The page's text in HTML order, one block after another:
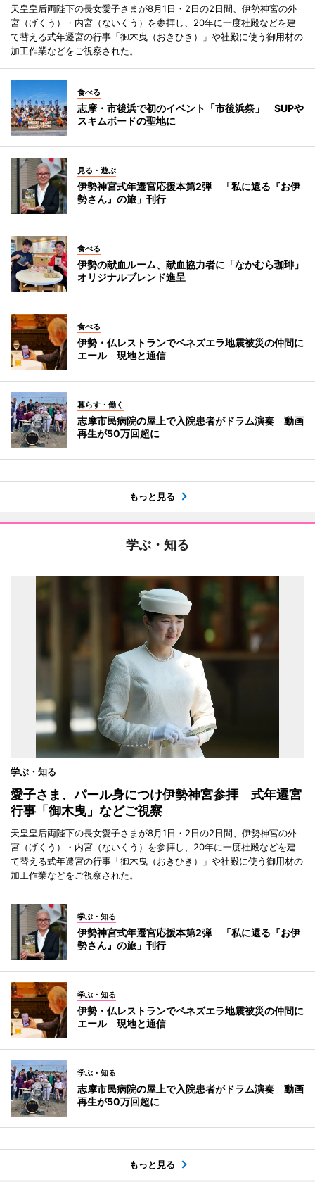
天皇皇后両陛下の長女愛子さまが8月1日・2日の2日間、伊勢神宮の外
宮（げくう）・内宮（ないくう）を参拝し、20年に一度社殿などを建
て替える式年遷宮の行事「御木曳（おきひき）」や社殿に使う御用材の
加工作業などをご視察された。
食べる
志摩・市後浜で初のイベント「市後浜祭」 SUPや
スキムボードの聖地に
見る・遊ぶ
伊勢神宮式年遷宮応援本第2弾 「私に還る『お伊
勢さん』の旅」刊行
食べる
伊勢の献血ルーム、献血協力者に「なかむら珈琲」
オリジナルブレンド進呈
食べる
伊勢・仏レストランでベネズエラ地震被災の仲間に
エール 現地と通信
暮らす・働く
志摩市民病院の屋上で入院患者がドラム演奏 動画
再生が50万回超に
もっと見る
学ぶ・知る
学ぶ・知る
愛子さま、パール身につけ伊勢神宮参拝 式年遷宮
行事「御木曳」などご視察
天皇皇后両陛下の長女愛子さまが8月1日・2日の2日間、伊勢神宮の外
宮（げくう）・内宮（ないくう）を参拝し、20年に一度社殿などを建
て替える式年遷宮の行事「御木曳（おきひき）」や社殿に使う御用材の
加工作業などをご視察された。
学ぶ・知る
伊勢神宮式年遷宮応援本第2弾 「私に還る『お伊
勢さん』の旅」刊行
学ぶ・知る
伊勢・仏レストランでベネズエラ地震被災の仲間に
エール 現地と通信
学ぶ・知る
志摩市民病院の屋上で入院患者がドラム演奏 動画
再生が50万回超に
もっと見る